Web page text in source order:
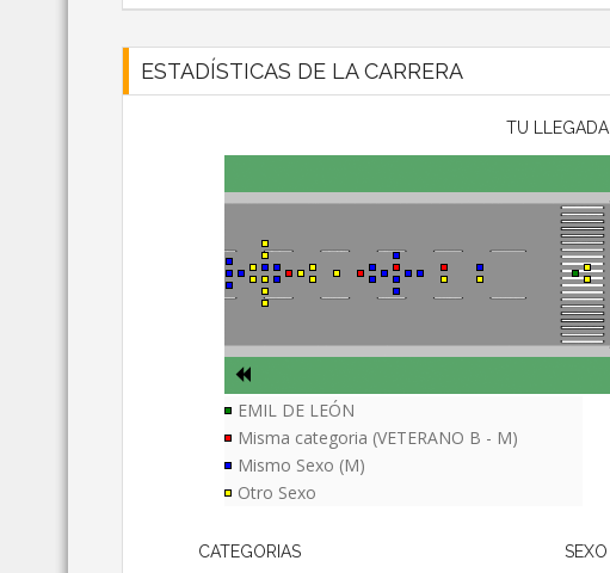
ESTADÍSTICAS DE LA CARRERA
TU
EMIL DE LEÓN
Misma categoria (VETERANO B - M)
Mismo Sexo (M)
Otro Sexo
CATEGORIAS SEXO